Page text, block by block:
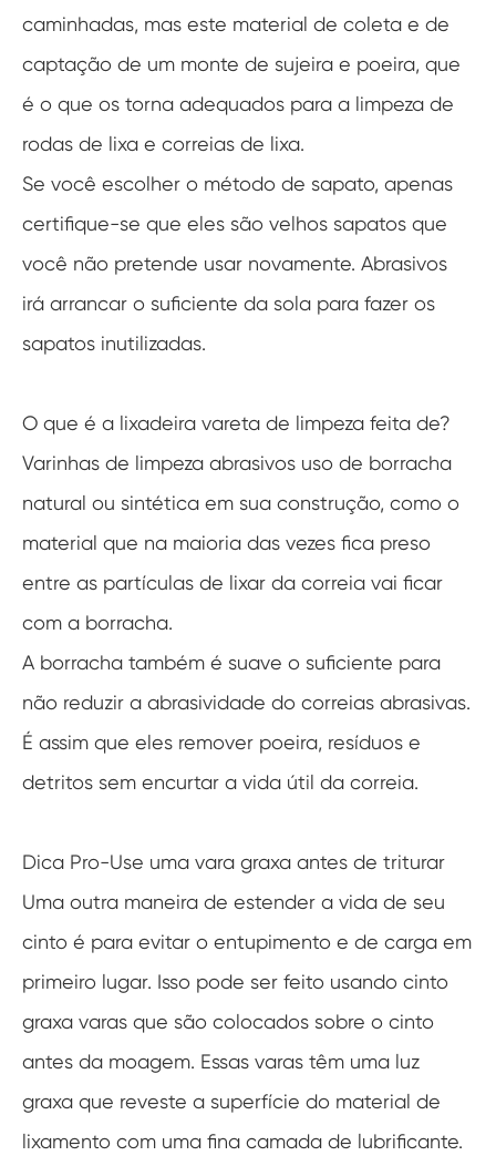
caminhadas, mas este material de coleta e de
captação de um monte de sujeira e poeira, que
é o que os torna adequados para a limpeza de
rodas de lixa e correias de lixa.
Se você escolher o método de sapato, apenas
certifique-se que eles são velhos sapatos que
você não pretende usar novamente. Abrasivos
irá arrancar o suficiente da sola para fazer os
sapatos inutilizadas.
O que é a lixadeira vareta de limpeza feita de?
Varinhas de limpeza abrasivos uso de borracha
natural ou sintética em sua construção, como o
material que na maioria das vezes fica preso
entre as partículas de lixar da correia vai ficar
com a borracha.
A borracha também é suave o suficiente para
não reduzir a abrasividade do correias abrasivas.
É assim que eles remover poeira, resíduos e
detritos sem encurtar a vida útil da correia.
Dica Pro-Use uma vara graxa antes de triturar
Uma outra maneira de estender a vida de seu
cinto é para evitar o entupimento e de carga em
primeiro lugar. Isso pode ser feito usando cinto
graxa varas que são colocados sobre o cinto
antes da moagem. Essas varas têm uma luz
graxa que reveste a superfície do material de
lixamento com uma fina camada de lubrificante.